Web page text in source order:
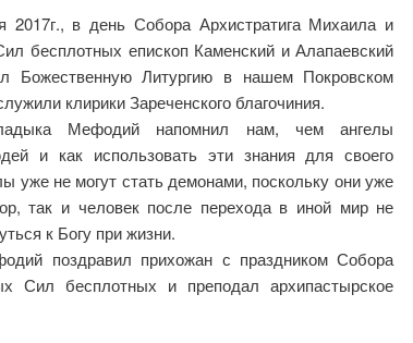
2017г., в день Собора Архистратига Михаила и
бесплотных епископ Каменский и Алапаевский
Божественную Литургию в нашем Покровском
клирики Зареченского благочиния.
Мефодий напомнил нам, чем ангелы
и как использовать эти знания для своего
уже не могут стать демонами, поскольку они уже
так и человек после перехода в иной мир не
к Богу при жизни.
поздравил прихожан с праздником Собора
Сил бесплотных и преподал архипастырское